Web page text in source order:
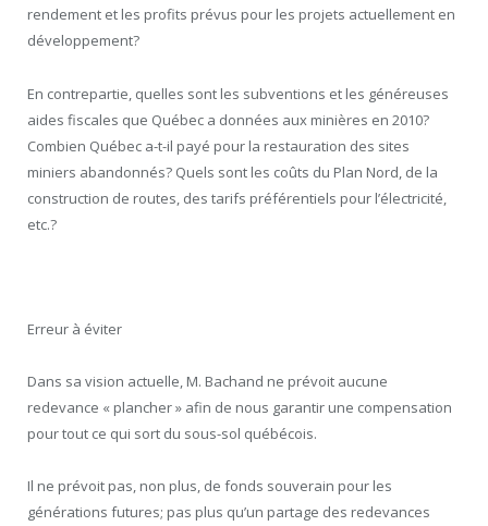
rendement et les profits prévus pour les projets actuellement en
développement?
En contrepartie, quelles sont les subventions et les généreuses
aides fiscales que Québec a données aux minières en 2010?
Combien Québec a-t-il payé pour la restauration des sites
miniers abandonnés? Quels sont les coûts du Plan Nord, de la
construction de routes, des tarifs préférentiels pour l’électricité,
etc.?
Erreur à éviter
Dans sa vision actuelle, M. Bachand ne prévoit aucune
redevance « plancher » afin de nous garantir une compensation
pour tout ce qui sort du sous-sol québécois.
Il ne prévoit pas, non plus, de fonds souverain pour les
générations futures; pas plus qu’un partage des redevances